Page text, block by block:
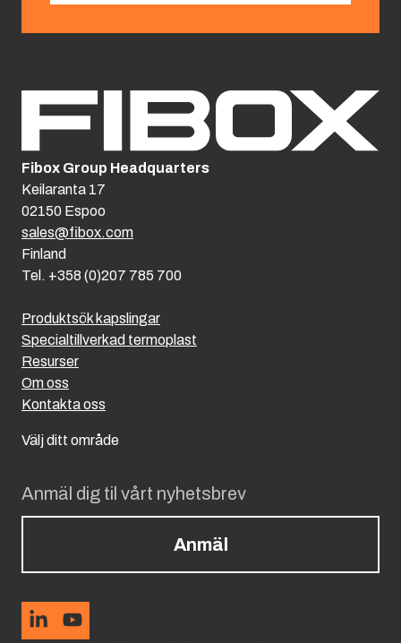
Anmäl dig til vårt nyhetsbrev
Anmäl
Produktsök kapslingar
Specialtillverkad termoplast
Resurser
Om oss
Kontakta oss
Välj ditt område
Fibox Group Headquarters
Keilaranta 17
02150 Espoo
sales@fibox.com
Finland
Tel. +358 (0)207 785 700